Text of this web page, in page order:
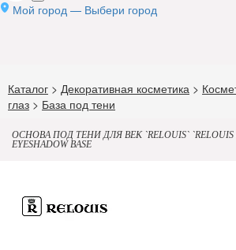
Мой город — Выбери город
Каталог > Декоративная косметика >
глаз > База под тени
ОСНОВА ПОД ТЕНИ ДЛЯ ВЕК `RELOUIS` `RELOUIS
EYESHADOW BASE